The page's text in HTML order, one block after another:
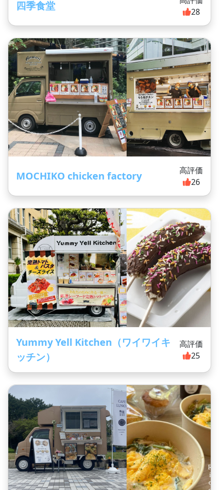
四季食堂
28
MOCHIKO chicken factory
高評価
26
Yummy Yell Kitchen（ワイワイキ
ッチン）
高評価
25